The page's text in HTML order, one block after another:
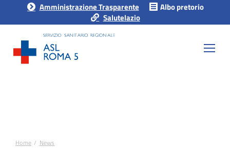
Amministrazione Trasparente
Albo pretorio
Salutelazio
Tu sei qui:
Home News